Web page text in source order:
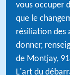
vous occuper
que le
résiliation des
donner,
de Montjay,
L'art du